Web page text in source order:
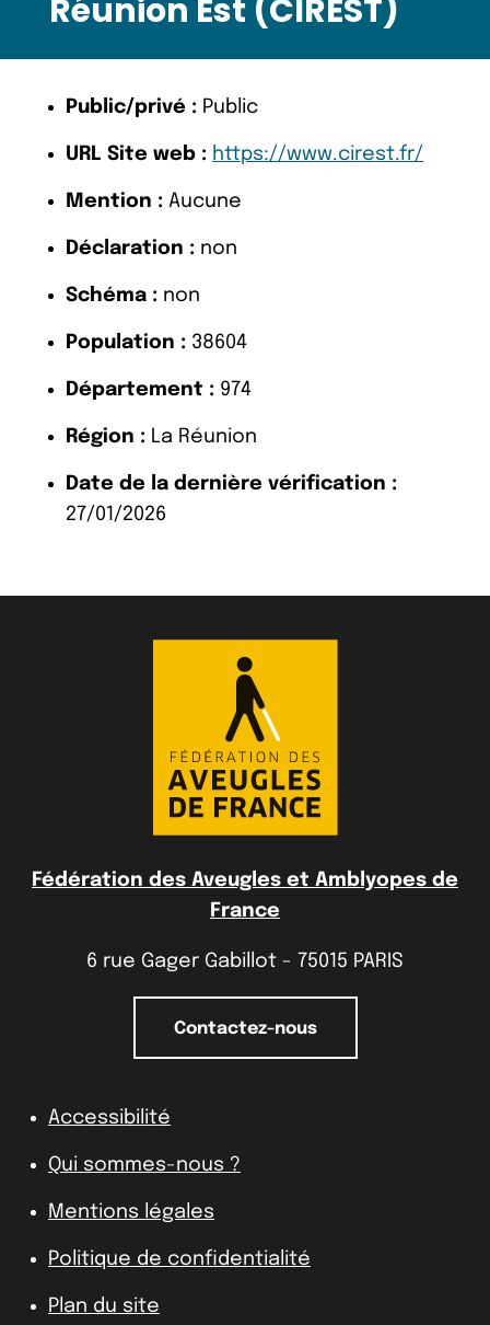
Réunion Est (CIREST)
Public/privé : Public
URL Site web : https://www.cirest.fr/
Mention : Aucune
Déclaration : non
Schéma : non
Population : 38604
Département : 974
Région : La Réunion
Date de la dernière vérification :
27/01/2026
Fédération des Aveugles et Amblyopes de
France
6 rue Gager Gabillot - 75015 PARIS
Contactez-nous
Accessibilité
Qui sommes-nous ?
Mentions légales
Politique de confidentialité
Plan du site